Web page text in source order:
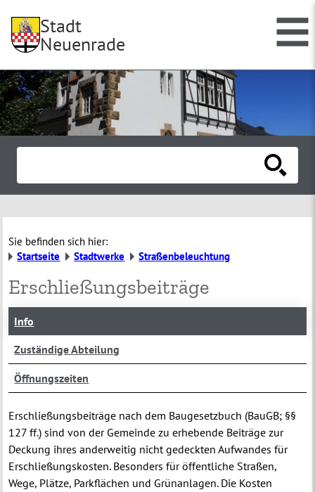
Stadt
Neuenrade
Sie befinden sich hier:
Startseite
Stadtwerke Straßenbeleuchtung
Erschließungsbeiträge
Info
Zuständige Abteilung
Öffnungszeiten
Erschließungsbeiträge nach dem Baugesetzbuch (BauGB; §§
127 ff.) sind von der Gemeinde zu erhebende Beiträge zur
Deckung ihres anderweitig nicht gedeckten Aufwandes für
Erschließungskosten. Besonders für öffentliche Straßen,
Wege, Plätze, Parkflächen und Grünanlagen. Die Kosten